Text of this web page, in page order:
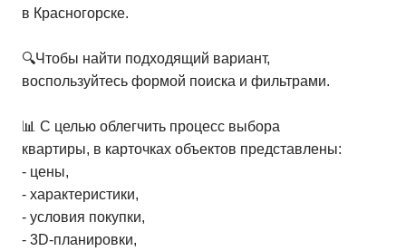
117,3–117,3м²
в Красногорске.
🔍Чтобы найти подходящий вариант,
воспользуйтесь формой поиска и фильтрами.
📊 С целью облегчить процесс выбора
квартиры, в карточках объектов представлены:
- цены,
- характеристики,
- условия покупки,
- 3D-планировки,